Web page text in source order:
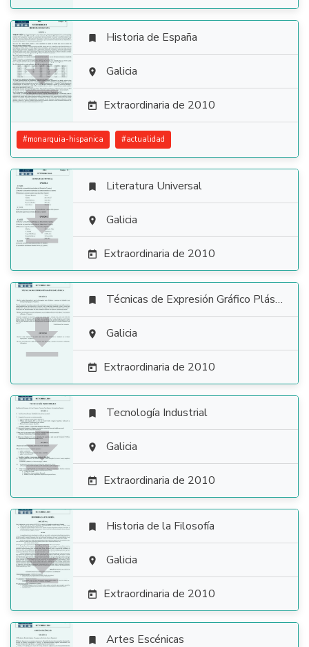

 Historia de España
 Galicia
 Extraordinaria de 2010
#monarquia-hispanica #actualidad

 Literatura Universal
 Galicia
 Extraordinaria de 2010

 Técnicas de Expresión Gráfico Plástica
 Galicia
 Extraordinaria de 2010

 Tecnología Industrial
 Galicia
 Extraordinaria de 2010

 Historia de la Filosofía
 Galicia
 Extraordinaria de 2010
 Artes Escénicas